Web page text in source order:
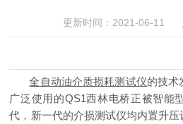
更新时间：2021-06-11
全自动油介质损耗测试仪的技术
广泛使用的QS1西林电桥正被智能
代，新一代的介损测试仪均内置升